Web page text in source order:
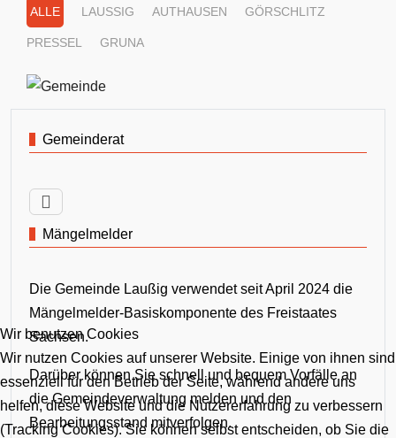
ALLE LAUSSIG AUTHAUSEN GÖRSCHLITZ
PRESSEL GRUNA
Gemeinderat
Mängelmelder
Die Gemeinde Laußig verwendet seit April 2024 die
Mängelmelder-Basiskomponente des Freistaates
Sachsen.
Darüber können Sie schnell und bequem Vorfälle an
die Gemeindeverwaltung melden und den
Bearbeitungsstand mitverfolgen.
Wir benutzen Cookies
Wir nutzen Cookies auf unserer Website. Einige von ihnen sind
essenziell für den Betrieb der Seite, während andere uns
helfen, diese Website und die Nutzererfahrung zu verbessern
(Tracking Cookies). Sie können selbst entscheiden, ob Sie die